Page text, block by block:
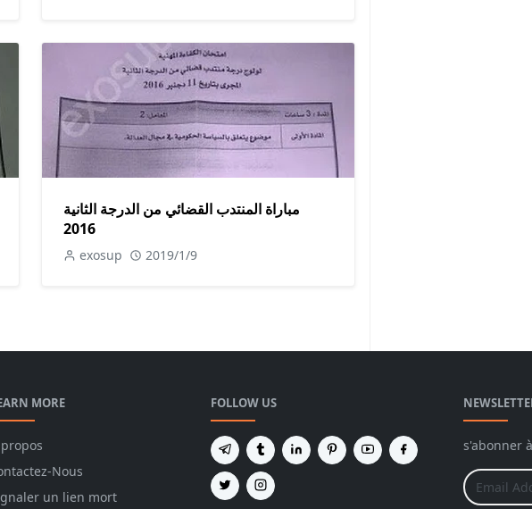
مباراة المنتدب القضائي من الدرجة الثانية
2016
exosup 2019/1/9
MORE
Nous
un lien mort
FOLLOW US
s'abonner